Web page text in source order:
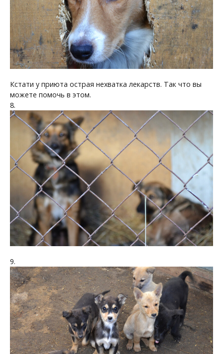
Кстати у приюта острая нехватка лекарств. Так что вы
можете помочь в этом.
8.
9.